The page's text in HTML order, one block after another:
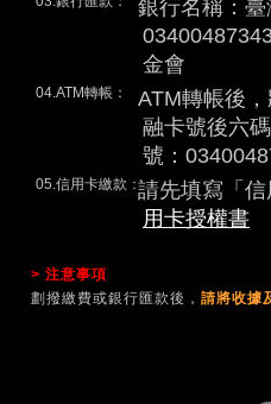
銀行名稱：
金會
04.ATM轉帳：
ATM轉帳後
融卡號後六
號：
05.信用卡繳款：請先填寫「
用卡授權書
> 注意事項
劃撥繳費或銀行匯款後， 請將收據